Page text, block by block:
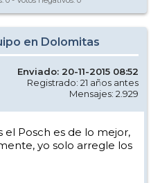
en Dolomitas
Enviado: 20-11-2015 08:52
Registrado: 21 años antes
Mensajes: 2.929
el Posch es de lo mejor,
yo solo arregle los